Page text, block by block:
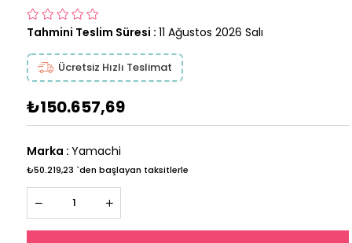
Tahmini Teslim Süresi : 11 Ağustos 2026 Salı
Ücretsiz Hızlı Teslimat
₺150.657,69
Marka : Yamachi
₺50.219,23 `den başlayan taksitlerle